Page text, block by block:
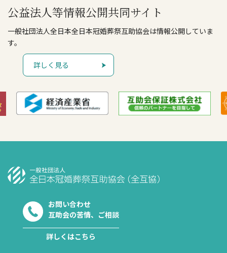
公益法人等情報公開共同サイト
一般社団法人全日本全日本冠婚葬祭互助協会は情報公開していま
す。
詳しく見る
お問い合わせ
互助会の苦情、ご相談
詳しくはこちら